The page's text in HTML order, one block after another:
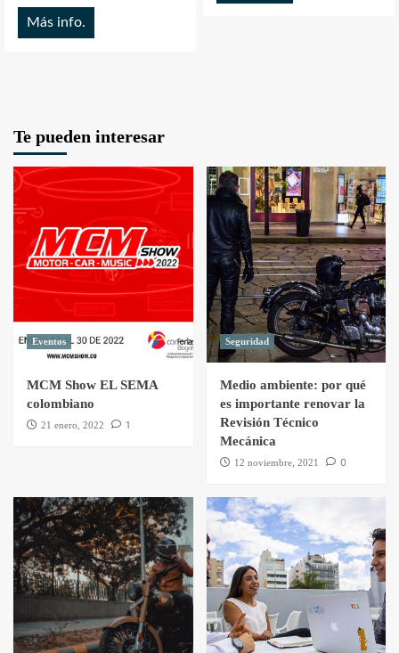
Más info.
Te pueden interesar
Eventos
MCM Show EL SEMA
colombiano
21 enero, 2022 1
Seguridad
Medio ambiente: por qué
es importante renovar la
Revisión Técnico
Mecánica
12 noviembre, 2021 0